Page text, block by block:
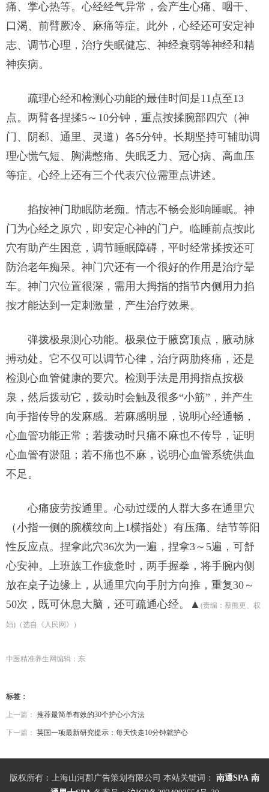
痛、掌心热等。心经经气异常，会产生心痛、咽干、
口渴、前臂厥冷、麻痛等症。此外，心经还可安定神
志、调节心理，治疗失眠健忘、神经衰弱等神经和精
神疾病。
疏理心经和检测心功能的最佳时间是11点至13
点。两臂各捏揉5～10分钟，重点按揉腕部四穴（神
门、阴郄、通里、灵道）各5分钟。长期坚持可辅助调
理心慌气短、胸满憋痛、失眠乏力、冠心病、高血压
等症。心经上还有三个代表穴位需重点讲述。
掐按神门助眠防老痴。情志不畅会影响睡眠。神
门为心经之原穴，即安定心神的门户。临睡前点按此
穴有助产生困意，调节睡眠障碍，平时经常揉按还可
防治老年痴呆。神门穴还有一个很好的作用是治疗晕
车。神门穴位置很深，需用大拇指的指节内侧用力掐
按才能达到一定刺激量，产生治疗效果。
弹拨极泉测心功能。极泉位于腋窝顶点，腋动脉
搏动处。它不仅可以调节心律，治疗两肋疼痛，还是
检测心血管健康的要穴。检测手法是用拇指点按极
泉，然后拨动它，拨动时会触及很多“小筋”，并产生
向手指传导的发麻感。若麻感明显，说明心经通畅，
心血管功能正常；若拨动时只痛不麻也不传导，证明
心血管有淤阻；若不痛也不麻，说明心血管系统供血
不足。
心痛疲劳按通里。心动过缓的人群大多在通里穴
（小指一侧的腕横纹向上1横指处）有压痛、结节等阳
性反应点。捏拿此穴36次为一遍，捏拿3～5遍，可舒
心安神。上班族工作疲惫时，两手握拳，将手腕内侧
放在桌子边缘上，从通里穴向手肘方向推，重复30～
50次，既可休息大脑，还可疏通心经。▲ (责编：蔡熊更、权
娟)（选自《人民网》）
中医精准养生网编辑：东
标签：
上一篇： 推荐最简单有效的30个护心小方法
下一篇： 英国一项最新研究提示：每天快走10分钟就护心
版权所有：上海山河郡广告策划有限公司 本站关键词： 南通SPA 南